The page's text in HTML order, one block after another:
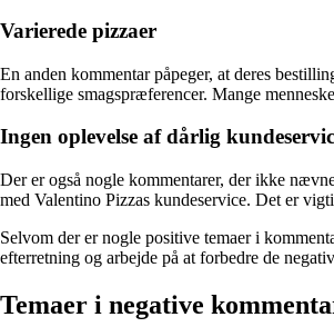
Varierede pizzaer
En anden kommentar påpeger, at deres
forskellige smagspræferencer. Mange
Ingen oplevelse af dårlig
Der er også nogle kommentarer, der ikke
med Valentino Pizzas kundeservice. Det er
Selvom der er nogle positive temaer i
efterretning og arbejde på at forbedre de
Temaer i negative